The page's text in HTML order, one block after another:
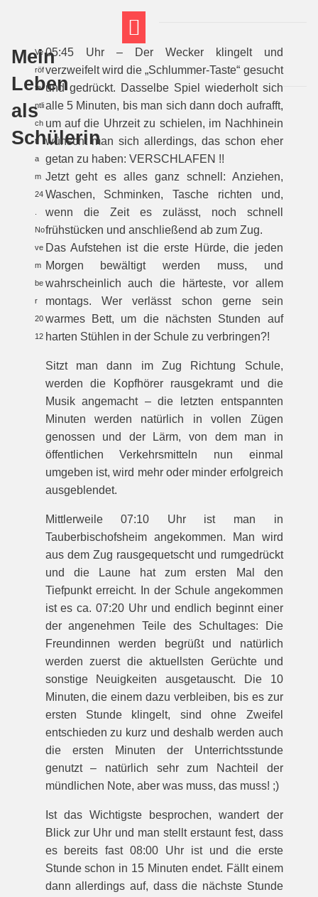
Mein
Leben
als
Schülerin
Ve
röf
fe
ntli
ch
t
a
m
24
No
ve
m
be
r
20
12
05:45 Uhr – Der Wecker klingelt und
verzweifelt wird die „Schlummer-Taste“ gesucht
und gedrückt. Dasselbe Spiel wiederholt sich
alle 5 Minuten, bis man sich dann doch aufrafft,
um auf die Uhrzeit zu schielen, im Nachhinein
wünscht man sich allerdings, das schon eher
getan zu haben: VERSCHLAFEN !!
Jetzt geht es alles ganz schnell: Anziehen,
Waschen, Schminken, Tasche richten und,
wenn die Zeit es zulässt, noch schnell
frühstücken und anschließend ab zum Zug.
Das Aufstehen ist die erste Hürde, die jeden
Morgen bewältigt werden muss, und
wahrscheinlich auch die härteste, vor allem
montags. Wer verlässt schon gerne sein
warmes Bett, um die nächsten Stunden auf
harten Stühlen in der Schule zu verbringen?!
Sitzt man dann im Zug Richtung Schule,
werden die Kopfhörer rausgekramt und die
Musik angemacht – die letzten entspannten
Minuten werden natürlich in vollen Zügen
genossen und der Lärm, von dem man in
öffentlichen Verkehrsmitteln nun einmal
umgeben ist, wird mehr oder minder erfolgreich
ausgeblendet.
Mittlerweile 07:10 Uhr ist man in
Tauberbischofsheim angekommen. Man wird
aus dem Zug rausgequetscht und rumgedrückt
und die Laune hat zum ersten Mal den
Tiefpunkt erreicht. In der Schule angekommen
ist es ca. 07:20 Uhr und endlich beginnt einer
der angenehmen Teile des Schultages: Die
Freundinnen werden begrüßt und natürlich
werden zuerst die aktuellsten Gerüchte und
sonstige Neuigkeiten ausgetauscht. Die 10
Minuten, die einem dazu verbleiben, bis es zur
ersten Stunde klingelt, sind ohne Zweifel
entschieden zu kurz und deshalb werden auch
die ersten Minuten der Unterrichtsstunde
genutzt – natürlich sehr zum Nachteil der
mündlichen Note, aber was muss, das muss! ;)
Ist das Wichtigste besprochen, wandert der
Blick zur Uhr und man stellt erstaunt fest, dass
es bereits fast 08:00 Uhr ist und die erste
Stunde schon in 15 Minuten endet. Fällt einem
dann allerdings auf, dass die nächste Stunde